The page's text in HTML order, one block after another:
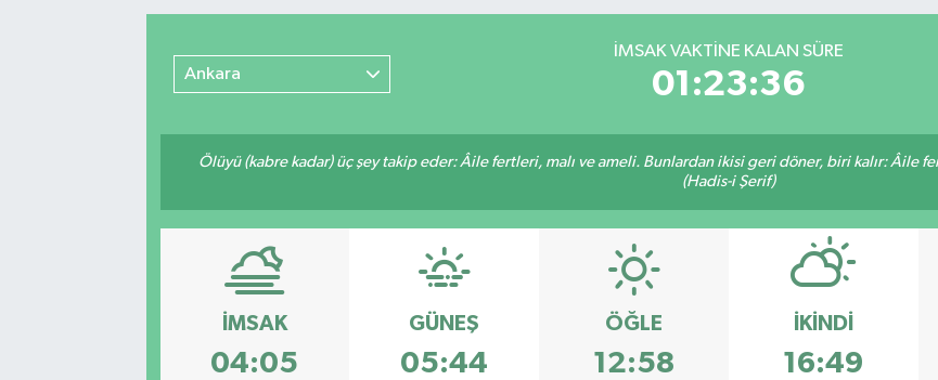
BİST100
BITCOIN 79.591,74
Ankara
İMSAK VAKTİNE KALAN SÜRE
01:23:36
Ölüyü (kabre kadar) üç şey takip eder: Âile fertleri, malı ve ameli. Bunlardan ikisi geri döner, biri kalır: Âile
(Hadis-i Şerif)
İMSAK
04:05
GÜNEŞ
05:44
ÖĞLE
12:58
İKINDI
16:49